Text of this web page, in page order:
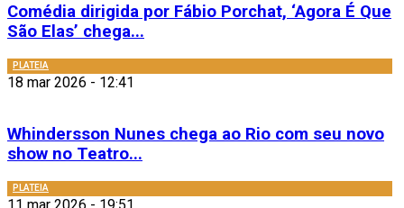
Comédia dirigida por Fábio Porchat, ‘Agora É Que
São Elas’ chega...
PLATEIA
18 mar 2026 - 12:41
Whindersson Nunes chega ao Rio com seu novo
show no Teatro...
PLATEIA